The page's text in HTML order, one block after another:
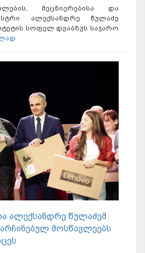
მეცნიერებისა და
ალექსანდრე წულაძე
სოფელ დვაბზუს საჯარო
ალექსანდრე წულაძემ
მოსწავლეებს